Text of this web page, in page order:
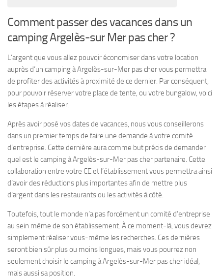
Comment passer des vacances dans un
camping Argelès-sur Mer pas cher ?
L’argent que vous allez pouvoir économiser dans votre location
auprès d’un camping à Argelès-sur-Mer pas cher vous permettra
de profiter des activités à proximité de ce dernier. Par conséquent,
pour pouvoir réserver votre place de tente, ou votre bungalow, voici
les étapes à réaliser.
Après avoir posé vos dates de vacances, nous vous conseillerons
dans un premier temps de faire une demande à votre comité
d’entreprise. Cette dernière aura comme but précis de demander
quel est le camping à Argelès-sur-Mer pas cher partenaire. Cette
collaboration entre votre CE et l’établissement vous permettra ainsi
d’avoir des réductions plus importantes afin de mettre plus
d’argent dans les restaurants ou les activités à côté.
Toutefois, tout le monde n’a pas forcément un comité d’entreprise
au sein même de son établissement. À ce moment-là, vous devrez
simplement réaliser vous-même les recherches. Ces dernières
seront bien sûr plus ou moins longues, mais vous pourrez non
seulement choisir le camping à Argelès-sur-Mer pas cher idéal,
mais aussi sa position.